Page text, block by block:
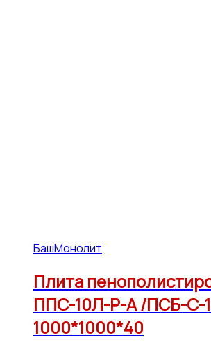
БашМонолит
Плита
ППС-10Л-Р-А /ПСБ-С-
1000*1000*40